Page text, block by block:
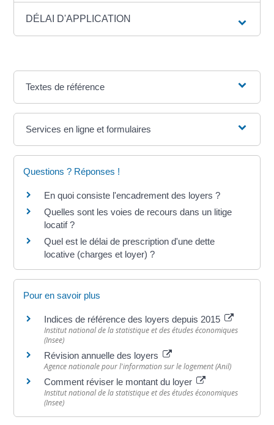
DÉLAI D'APPLICATION
Textes de référence
Services en ligne et formulaires
Questions ? Réponses !
En quoi consiste l'encadrement des loyers ?
Quelles sont les voies de recours dans un litige
locatif ?
Quel est le délai de prescription d'une dette
locative (charges et loyer) ?
Pour en savoir plus
Indices de référence des loyers depuis 2015
Institut national de la statistique et des études économiques
(Insee)
Révision annuelle des loyers
Agence nationale pour l'information sur le logement (Anil)
Comment réviser le montant du loyer
Institut national de la statistique et des études économiques
(Insee)